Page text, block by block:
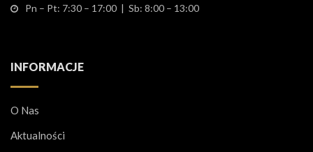
Pn – Pt: 7:30 – 17:00 | Sb: 8:00 – 13:00
INFORMACJE
O Nas
Aktualności